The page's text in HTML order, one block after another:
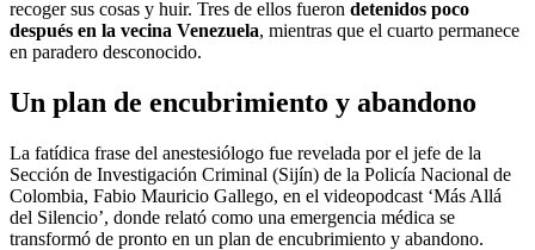
recoger sus cosas y huir. Tres de ellos fueron detenidos poco
después en la vecina Venezuela, mientras que el cuarto permanece
en paradero desconocido.
Un plan de encubrimiento y abandono
La fatídica frase del anestesiólogo fue revelada por el jefe de la
Sección de Investigación Criminal (Sijín) de la Policía Nacional de
Colombia, Fabio Mauricio Gallego, en el videopodcast ‘Más Allá
del Silencio’, donde relató como una emergencia médica se
transformó de pronto en un plan de encubrimiento y abandono.